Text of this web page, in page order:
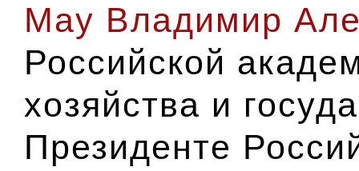
Мау Владимир
Российской
хозяйства и
Президенте